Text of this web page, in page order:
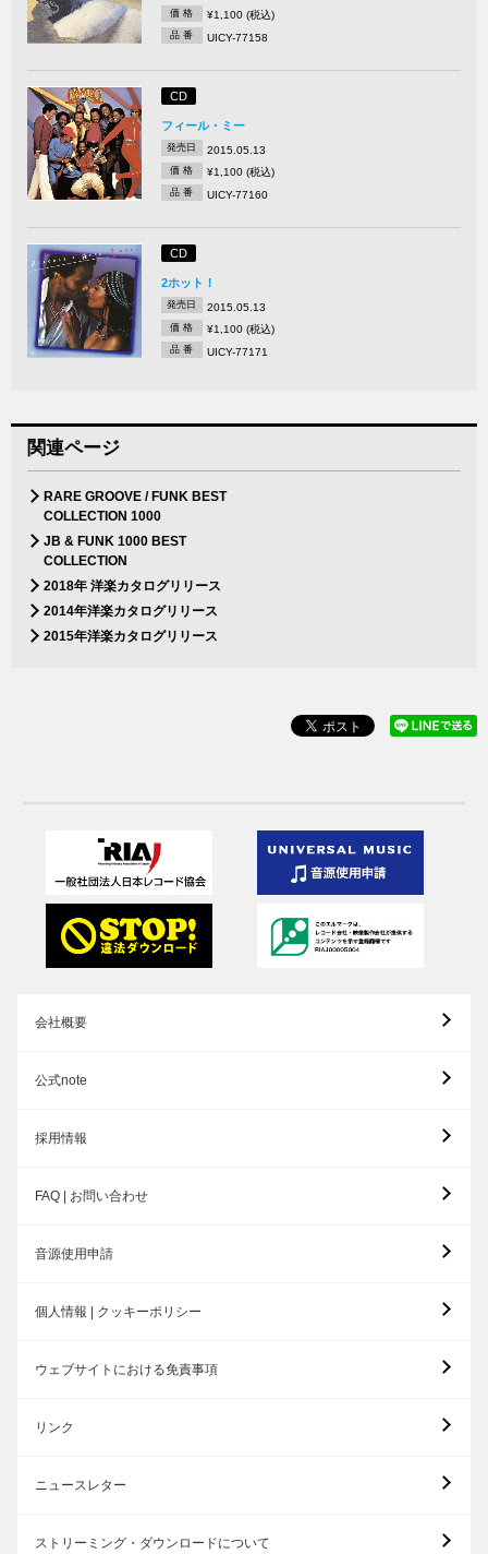
価 格 ¥1,100 (税込)
品 番 UICY-77158
CD
フィール・ミー
発売日 2015.05.13
価 格 ¥1,100 (税込)
品 番 UICY-77160
CD
2ホット！
発売日 2015.05.13
価 格 ¥1,100 (税込)
品 番 UICY-77171
関連ページ
RARE GROOVE / FUNK BEST
COLLECTION 1000
JB & FUNK 1000 BEST
COLLECTION
2018年 洋楽カタログリリース
2014年洋楽カタログリリース
2015年洋楽カタログリリース
会社概要
公式note
採用情報
FAQ | お問い合わせ
音源使用申請
個人情報 | クッキーポリシー
ウェブサイトにおける免責事項
リンク
ニュースレター
ストリーミング・ダウンロードについて